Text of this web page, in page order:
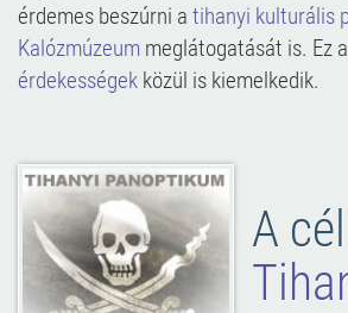
érdemes beszúrni a tihanyi kulturális
Kalózmúzeum meglátogatását is. Ez a
érdekességek közül is kiemelkedik.
A